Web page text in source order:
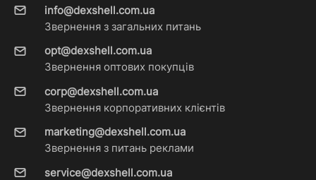
info@dexshell.com.ua
Звернення з загальних питань
opt@dexshell.com.ua
Звернення оптових покупців
corp@dexshell.com.ua
Звернення корпоративних клієнтів
marketing@dexshell.com.ua
Звернення з питань реклами
service@dexshell.com.ua